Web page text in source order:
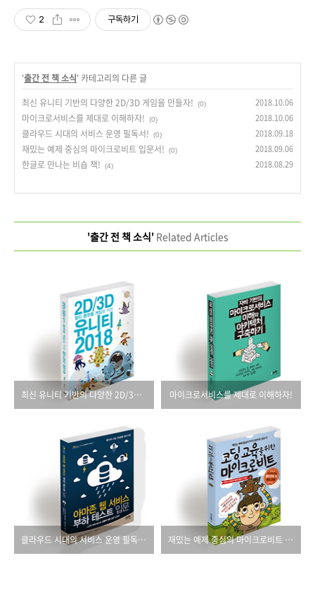
2 구독하기
'출간 전 책 소식' 카테고리의 다른 글
최신 유니티 기반의 다양한 2D/3D 게임을 만들자!
(0) 2018.10.06
마이크로서비스를 제대로 이해하자! (0) 2018.10.06
클라우드 시대의 서비스 운영 필독서! (0) 2018.09.18
재밌는 예제 중심의 마이크로비트 입문서! (0) 2018.09.06
한글로 만나는 비숍 책! (4) 2018.08.29
'출간 전 책 소식'Related Articles
최신 유니티 기반의 다양한 2D/3D 게임을 만들자! 마이크로서비스를 제대로 이해하자!
클라우드 시대의 서비스 운영 필독서! 재밌는 예제 중심의 마이크로비트 입문서!